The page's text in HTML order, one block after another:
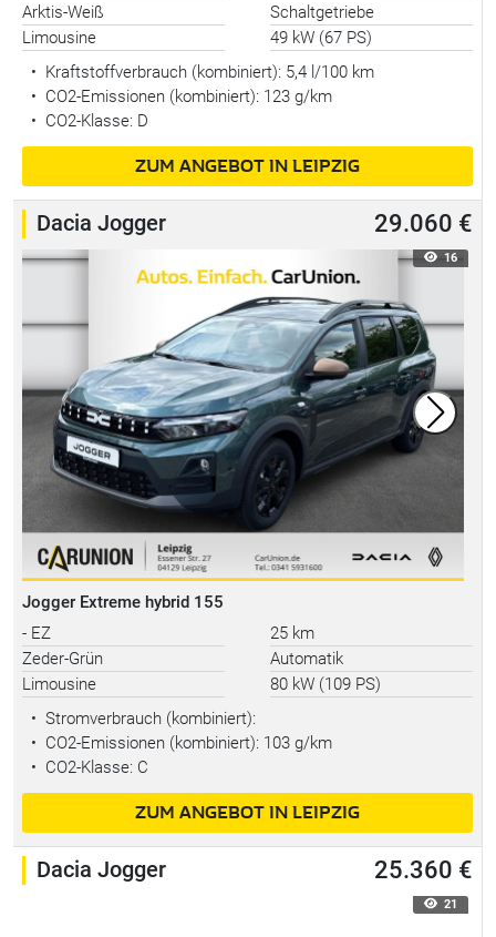
Arktis-Weiß
Schaltgetriebe
Limousine
49 kW (67 PS)
• Kraftstoffverbrauch (kombiniert): 5,4 l/100 km
• CO2-Emissionen (kombiniert): 123 g/km
• CO2-Klasse: D
ZUM ANGEBOT IN LEIPZIG
Dacia Jogger 29.060 €
16
Jogger Extreme hybrid 155
- EZ
25 km
Zeder-Grün
Automatik
Limousine
80 kW (109 PS)
• Stromverbrauch (kombiniert):
• CO2-Emissionen (kombiniert): 103 g/km
• CO2-Klasse: C
ZUM ANGEBOT IN LEIPZIG
Dacia Jogger 25.360 €
21